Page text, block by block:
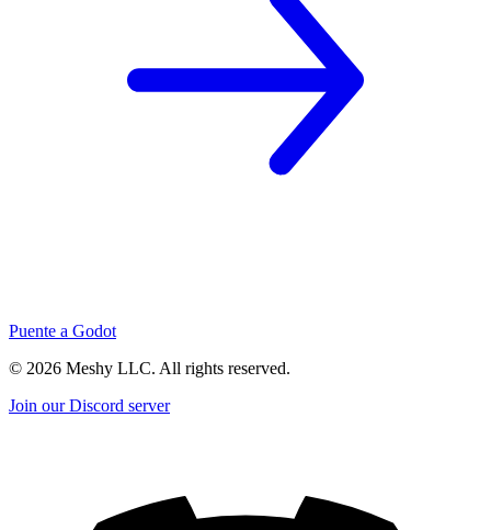
Puente a Godot
© 2026 Meshy LLC. All rights reserved.
Join our Discord server